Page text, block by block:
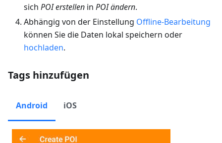
sich POI erstellen in POI ändern.
Abhängig von der Einstellung Offline-Bearbeitung
können Sie die Daten lokal speichern oder
hochladen.
Tags hinzufügen
Android iOS